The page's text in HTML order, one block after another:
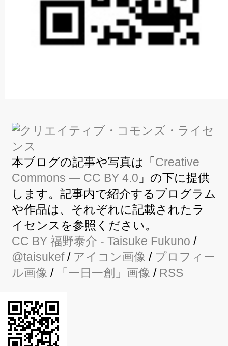
本ブログの記事や写真は「Creative
Commons — CC BY 4.0 」の下に提供
します。記事内で紹介するプログラム
や作品は、それぞれに記載されたラ
イセンスを参照ください。
CC BY 福野泰介 - Taisuke Fukuno /
@taisukef/ アイコン画像 / プロフィー
ル画像 / 「一日一創」画像 / RSS